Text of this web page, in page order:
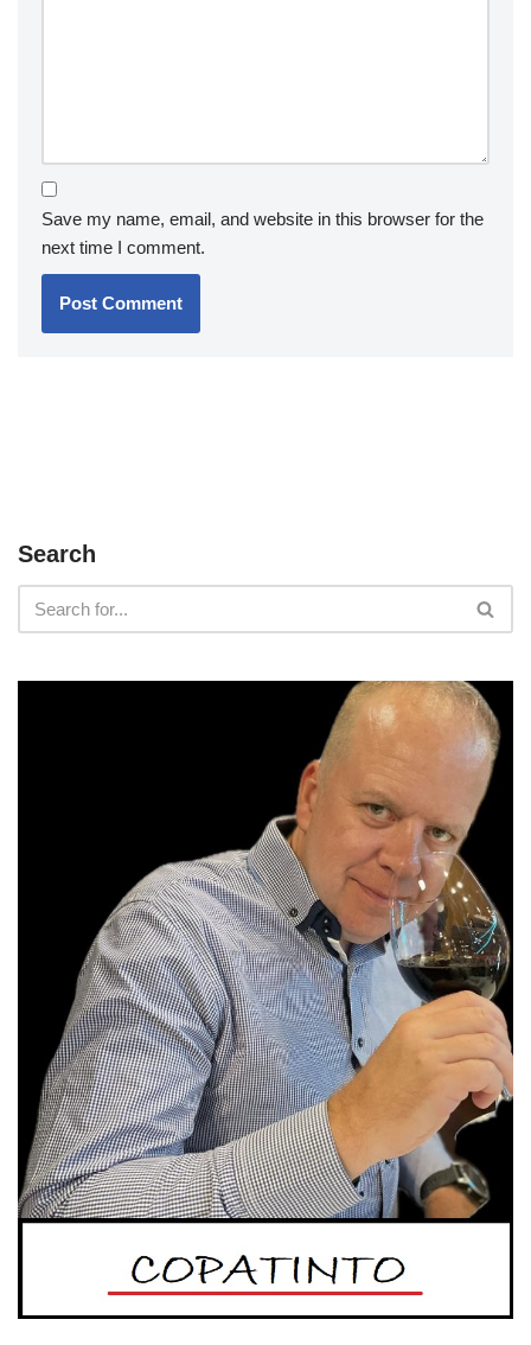
Save my name, email, and website in this browser for the
next time I comment.
Search